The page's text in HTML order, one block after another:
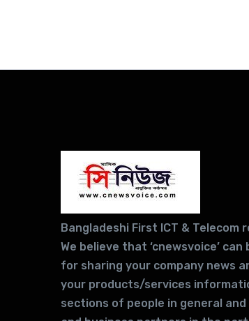
Bangladeshi First ICT & Telecom
We believe that ‘cnewsvoice’
for sharing your company news
your products/services
sections of people in general